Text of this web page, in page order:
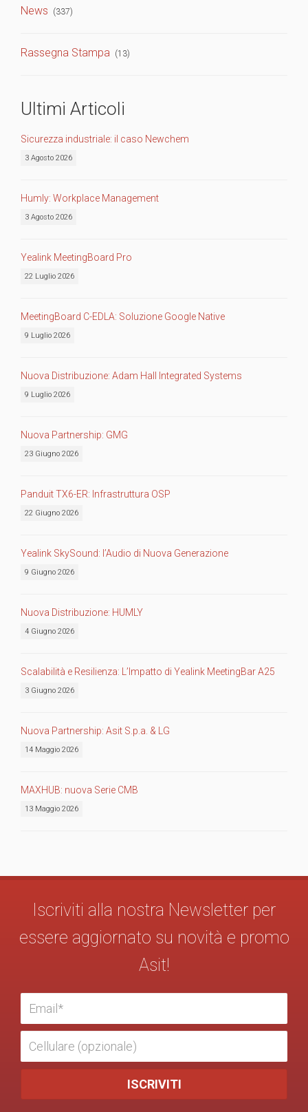
News (337)
Rassegna Stampa (13)
Ultimi Articoli
Sicurezza industriale: il caso Newchem
3 Agosto 2026
Humly: Workplace Management
3 Agosto 2026
Yealink MeetingBoard Pro
22 Luglio 2026
MeetingBoard C-EDLA: Soluzione Google Native
9 Luglio 2026
Nuova Distribuzione: Adam Hall Integrated Systems
9 Luglio 2026
Nuova Partnership: GMG
23 Giugno 2026
Panduit TX6-ER: Infrastruttura OSP
22 Giugno 2026
Yealink SkySound: l’Audio di Nuova Generazione
9 Giugno 2026
Nuova Distribuzione: HUMLY
4 Giugno 2026
Scalabilità e Resilienza: L’Impatto di Yealink MeetingBar A25
3 Giugno 2026
Nuova Partnership: Asit S.p.a. & LG
14 Maggio 2026
MAXHUB: nuova Serie CMB
13 Maggio 2026
Iscriviti alla nostra Newsletter per
essere aggiornato su novità e promo
Asit!